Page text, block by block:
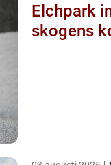
Elchpark in
skogens